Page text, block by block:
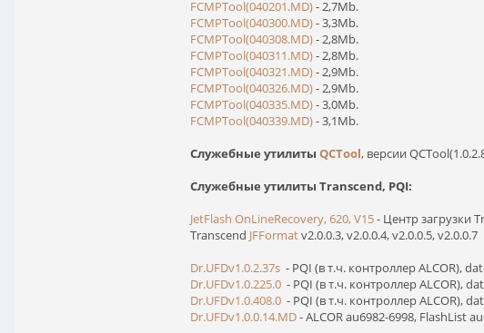
FCMPTool(040201.MD)- 2,7Mb.
FCMPTool(040300.MD)- 3,3Mb.
FCMPTool(040308.MD)- 2,8Mb.
FCMPTool(040311.MD)- 2,8Mb.
FCMPTool(040321.MD)- 2,9Mb.
FCMPTool(040326.MD)- 2,9Mb.
FCMPTool(040335.MD)- 3,0Mb.
FCMPTool(040339.MD)- 3,1Mb.
Служебные утилиты QCTool, версии
Служебные утилиты Transcend, PQI:
JetFlash OnLineRecovery, 620, V15- Центр загрузки
Transcend JFFormatv2.0.0.3, v2.0.0.4, v2.0.0.5, v2.0.0.7
Dr.UFDv1.0.2.37s - PQI (в т.ч. контроллер ALCOR),
Dr.UFDv1.0.225.0 - PQI (в т.ч. контроллер ALCOR),
Dr.UFDv1.0.408.0 - PQI (в т.ч. контроллер ALCOR),
Dr.UFDv1.0.0.14.MD- ALCOR au6982-6998, FlashList